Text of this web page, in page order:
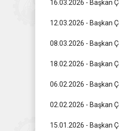
16.03.2026 - Başkan
12.03.2026 - Başkan
08.03.2026 - Başkan
18.02.2026 - Başkan
06.02.2026 - Başkan
02.02.2026 - Başkan
15.01.2026 - Başkan